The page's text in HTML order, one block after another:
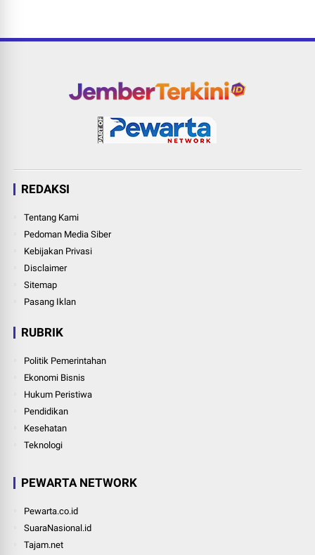
REDAKSI
Tentang Kami
Pedoman Media Siber
Kebijakan Privasi
Disclaimer
Sitemap
Pasang Iklan
RUBRIK
Politik Pemerintahan
Ekonomi Bisnis
Hukum Peristiwa
Pendidikan
Kesehatan
Teknologi
PEWARTA NETWORK
Pewarta.co.id
SuaraNasional.id
Tajam.net